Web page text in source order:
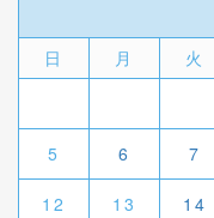
日
月 火
5 6 7
12 13 14